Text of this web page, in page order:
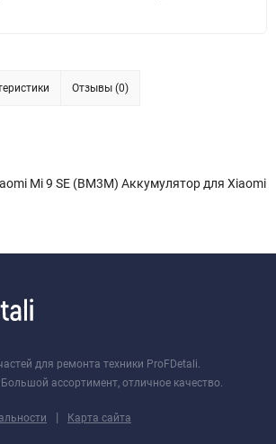
Отзывы (0)
Mi 9 SE (BM3M) Аккумулятор для Xiaomi
для ремонта техники ProFDetali.
ассортимент, отличное качество.
| Карта сайта